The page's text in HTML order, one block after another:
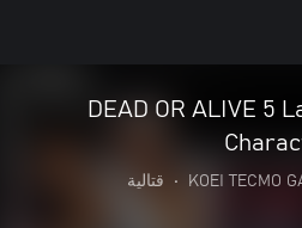
DEAD OR ALIVE 5
KOEI TECMO
• قتالية